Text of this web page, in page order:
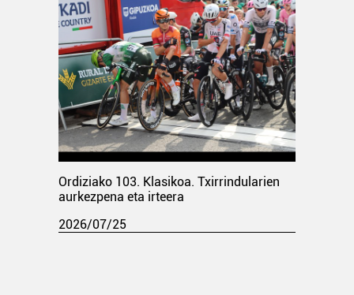
Ordiziako 103. Klasikoa. Txirrindularien
aurkezpena eta irteera
2026/07/25